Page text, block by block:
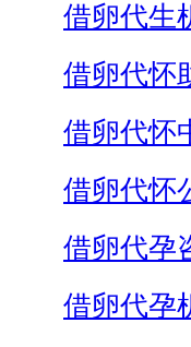
借卵代生
借卵代怀
借卵代怀
借卵代怀
借卵代孕
借卵代孕